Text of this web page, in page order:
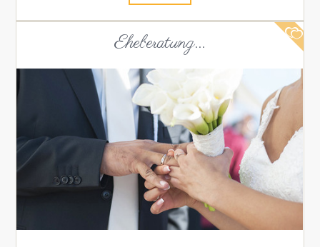
Eheberatung...